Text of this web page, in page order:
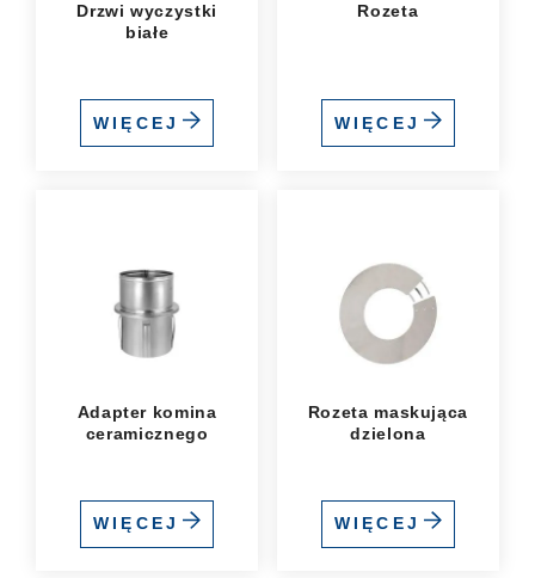
Drzwi wyczystki
białe
WIĘCEJ
Rozeta
WIĘCEJ
Adapter komina
ceramicznego
WIĘCEJ
Rozeta maskująca
dzielona
WIĘCEJ